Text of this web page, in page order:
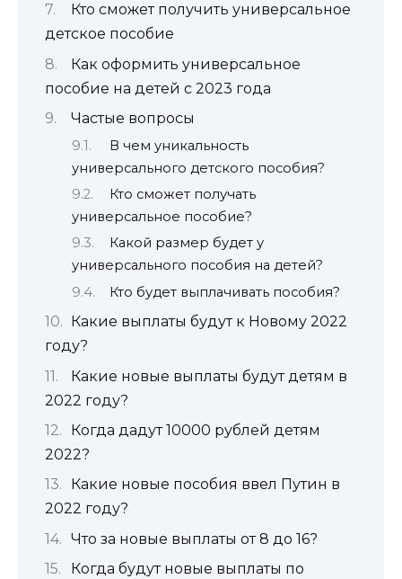
Кто сможет получить универсальное
детское пособие
Как оформить универсальное
пособие на детей с 2023 года
Частые вопросы
В чем уникальность
универсального детского пособия?
Кто сможет получать
универсальное пособие?
Какой размер будет у
универсального пособия на детей?
Кто будет выплачивать пособия?
Какие выплаты будут к Новому 2022
году?
Какие новые выплаты будут детям в
2022 году?
Когда дадут 10000 рублей детям
2022?
Какие новые пособия ввел Путин в
2022 году?
Что за новые выплаты от 8 до 16?
Когда будут новые выплаты по